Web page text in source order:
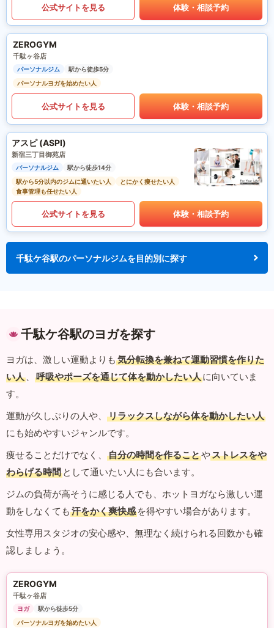
公式サイトを見る 体験・相談予約
ZEROGYM
千駄ヶ谷店
パーソナルジム
駅から徒歩5分
パーソナルヨガを始めたい人
公式サイトを見る 体験・相談予約
アスピ (ASPI)
新宿三丁目御苑店
パーソナルジム
駅から徒歩14分
駅から5分以内のジムに通いたい人
とにかく痩せたい人
食事管理も任せたい人
公式サイトを見る 体験・相談予約
千駄ケ谷駅のパーソナルジムを目的別に探す
千駄ケ谷駅のヨガを探す
ヨガは、激しい運動よりも 気分転換を兼ねて運動習慣を作りた
い人 、 呼吸やポーズを通じて体を動かしたい人に向いていま
す。
運動が久しぶりの人や、
リラックスしながら体を動かしたい人
にも始めやすいジャンルです。
痩せることだけでなく、
自分の時間を作ることやストレスをや
わらげる時間 として通いたい人にも合います。
ジムの負荷が高そうに感じる人でも、ホットヨガなら激しい運
動をしなくても 汗をかく爽快感 を得やすい場合があります。
女性専用スタジオの安心感や、無理なく続けられる回数かも確
認しましょう。
ZEROGYM
千駄ヶ谷店
ヨガ
駅から徒歩5分
パーソナルヨガを始めたい人